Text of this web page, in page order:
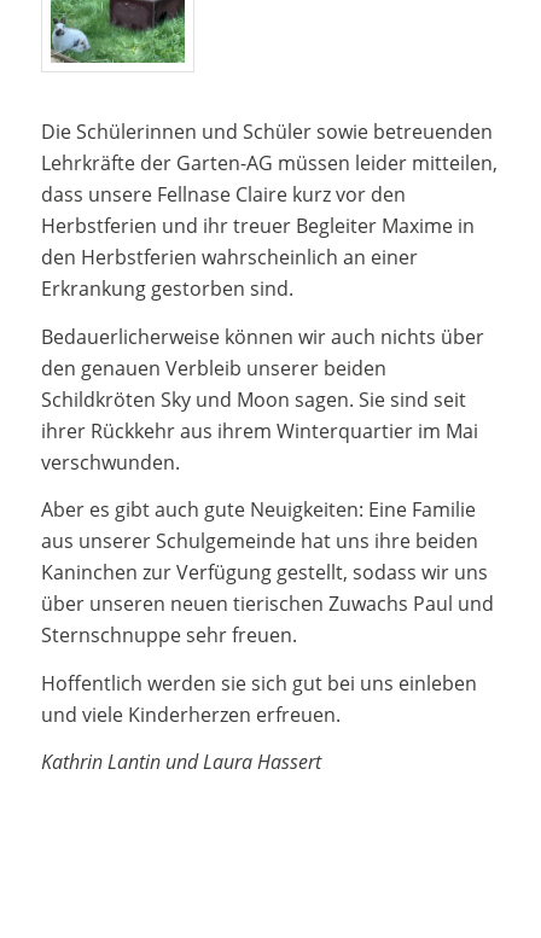
Die Schülerinnen und Schüler sowie betreuenden
Lehrkräfte der Garten-AG müssen leider mitteilen,
dass unsere Fellnase Claire kurz vor den
Herbstferien und ihr treuer Begleiter Maxime in
den Herbstferien wahrscheinlich an einer
Erkrankung gestorben sind.
Bedauerlicherweise können wir auch nichts über
den genauen Verbleib unserer beiden
Schildkröten Sky und Moon sagen. Sie sind seit
ihrer Rückkehr aus ihrem Winterquartier im Mai
verschwunden.
Aber es gibt auch gute Neuigkeiten: Eine Familie
aus unserer Schulgemeinde hat uns ihre beiden
Kaninchen zur Verfügung gestellt, sodass wir uns
über unseren neuen tierischen Zuwachs Paul und
Sternschnuppe sehr freuen.
Hoffentlich werden sie sich gut bei uns einleben
und viele Kinderherzen erfreuen.
Kathrin Lantin und Laura Hassert